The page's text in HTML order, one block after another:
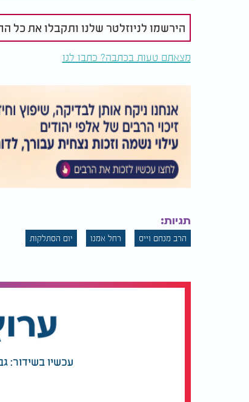
הירשמו לניוזלטר שלנו ותקבלו את כל
מצאתם טעות בכתבה? כתבו לנו
תגיות:
הרב מנחם וייס רחל אמנו יום הסתלקות
עכשיו בשידור: